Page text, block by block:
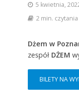
5 kwietnia,
2 min. czytania
Dżem w
zespół DŻEM
BILETY NA